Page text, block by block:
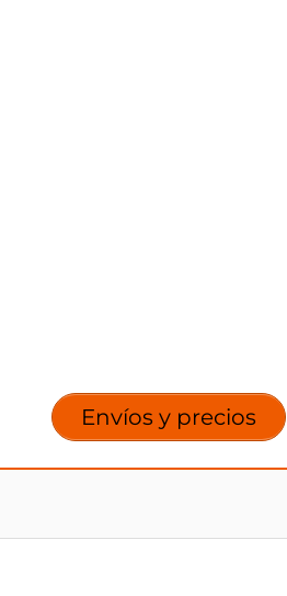
Envíos y precios